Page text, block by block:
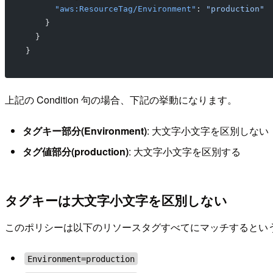
      "aws:ResourceTag/Environment"
:
"production"
    }
  }
}
上記の Condition 句の場合、下記の挙動になります。
タグキー部分(Environment): 大文字小文字を区別しない
タグ値部分(production): 大文字小文字を区別する
タグキーは大文字小文字を区別しない
このポリシーは以下のリソースタグすべてにマッチするとい
Environment=production